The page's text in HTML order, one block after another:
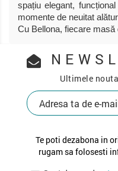
spațiu elegant,
momente de neuitat
Cu Bellona, fiecare
Ultimele
Te poti dezabona in
rugam sa folosesti